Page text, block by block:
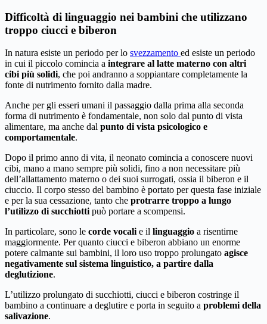
Difficoltà di linguaggio nei bambini che utilizzano
troppo ciucci e biberon
In natura esiste un periodo per lo svezzamento ed esiste un periodo
in cui il piccolo comincia a integrare al latte materno con altri
cibi più solidi, che poi andranno a soppiantare completamente la
fonte di nutrimento fornito dalla madre.
Anche per gli esseri umani il passaggio dalla prima alla seconda
forma di nutrimento è fondamentale, non solo dal punto di vista
alimentare, ma anche dal punto di vista psicologico e
comportamentale.
Dopo il primo anno di vita, il neonato comincia a conoscere nuovi
cibi, mano a mano sempre più solidi, fino a non necessitare più
dell’allattamento materno o dei suoi surrogati, ossia il biberon e il
ciuccio. Il corpo stesso del bambino è portato per questa fase iniziale
e per la sua cessazione, tanto che protrarre troppo a lungo
l’utilizzo di succhiotti può portare a scompensi.
In particolare, sono le corde vocali e il linguaggio a risentirne
maggiormente. Per quanto ciucci e biberon abbiano un enorme
potere calmante sui bambini, il loro uso troppo prolungato agisce
negativamente sul sistema linguistico, a partire dalla
deglutizione.
L’utilizzo prolungato di succhiotti, ciucci e biberon costringe il
bambino a continuare a deglutire e porta in seguito a problemi della
salivazione.